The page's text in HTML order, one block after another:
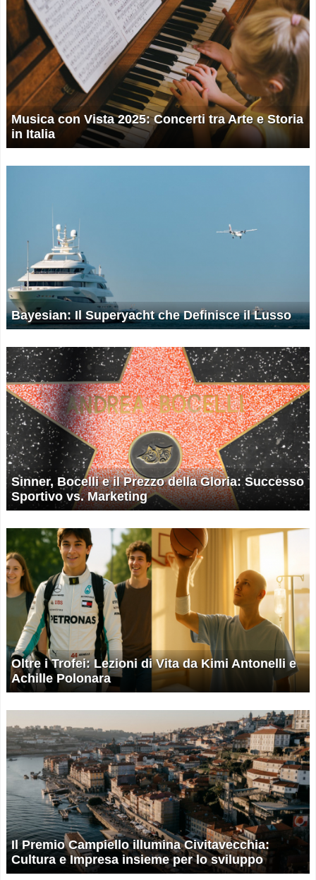
Musica con Vista 2025: Concerti tra Arte e Storia
in Italia
Bayesian: Il Superyacht che Definisce il Lusso
Sinner, Bocelli e il Prezzo della Gloria: Successo
Sportivo vs. Marketing
Oltre i Trofei: Lezioni di Vita da Kimi Antonelli e
Achille Polonara
Il Premio Campiello illumina Civitavecchia:
Cultura e Impresa insieme per lo sviluppo